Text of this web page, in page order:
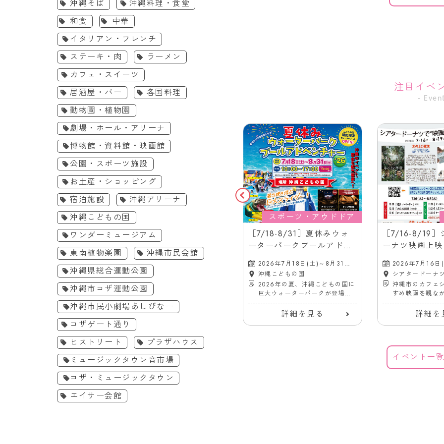
注目イベ
-
エイサー
エイサーナイト
沖縄県総合運動公園
、沖縄県総合運動公園で
体験・ワークショップ
［8/15-8/16］コザ工芸館
ふんどぅ2026夏のワークシ
ョップ
2026年8月15日(土)、16日(日)
コザ工芸館ふんどぅ
2026年の夏休み、工芸館「ふん
どぅ」では親子で楽しめる工芸
体験が盛りだくさん！
詳細を見る
スポーツ・アウドドア
［7/18-8/31］夏休みウォ
ーターパークプールアドベ
ンチャー2026＠沖縄こども
の国2026年7月18日(土)～8月31日
(月)
沖縄こどもの国
2026年の夏、沖縄こどもの国に
巨大ウォーターパークが登場！
7/18〜
詳細を見る
［7/16-8/19］
ーナツ映画上
ル｜沖縄市の
バス停前）
2026年7月16日
(水)
シアタードーナ
沖縄市のカフェ
すめ映画を観な
ーナツを楽しめ
詳細を
イベント一
沖縄そば
沖縄料理・食堂
和食
中華
イタリアン・フレンチ
ステーキ・肉
ラーメン
カフェ・スイーツ
居酒屋・バー
各国料理
動物園・植物園
劇場・ホール・アリーナ
博物館・資料館・映画館
公園・スポーツ施設
お土産・ショッピング
宿泊施設
沖縄アリーナ
沖縄こどもの国
ワンダーミュージアム
東南植物楽園
沖縄市民会館
沖縄県総合運動公園
沖縄市コザ運動公園
沖縄市民小劇場あしびなー
コザゲート通り
ヒストリート
プラザハウス
ミュージックタウン音市場
コザ・ミュージックタウン
エイサー会館